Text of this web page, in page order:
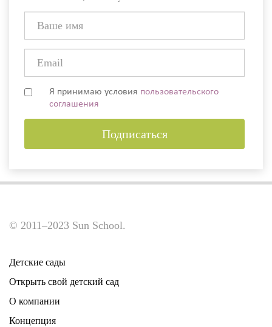
Я принимаю условия пользовательского
соглашения
Подписаться
© 2011–2023 Sun School.
Детские сады
Открыть свой детский сад
О компании
Концепция